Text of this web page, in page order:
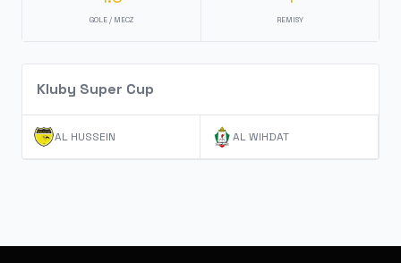
GOLE / MECZ REMISY
Kluby Super Cup
AL HUSSEIN AL WIHDAT